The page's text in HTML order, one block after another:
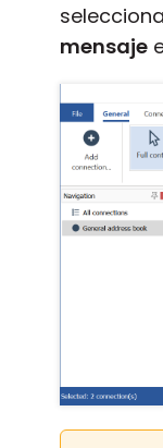
selecciona
mensaje